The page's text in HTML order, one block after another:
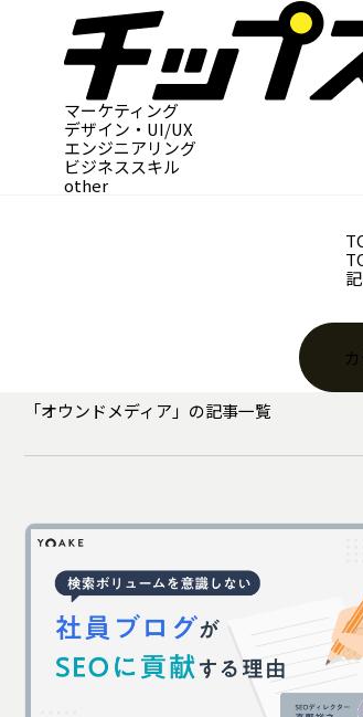
マーケティング
デザイン・UI/UX
エンジニアリング
ビジネススキル
other
「オウンドメディア 」の記事一覧